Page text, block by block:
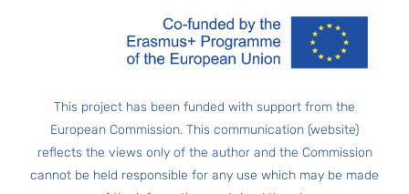
This project has been funded with support from the
European Commission. This communication (website)
reflects the views only of the author and the Commission
cannot be held responsible for any use which may be made